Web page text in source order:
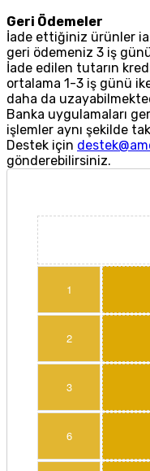
Geri Ödemeler
İade ettiğiniz ürünler
geri ödemeniz 3 iş
İade edilen tutarın
ortalama 1-3 iş günü
daha da
Banka uygulamaları
işlemler aynı şekilde
Destek için
gönderebilirsiniz.
1
2
3
6